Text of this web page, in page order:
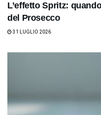
L’effetto Spritz:
del Prosecco
31 LUGLIO 2026